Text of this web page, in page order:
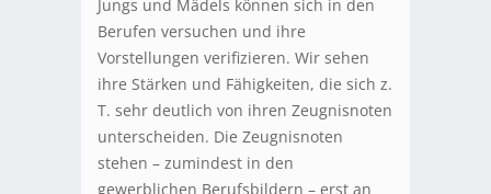
Jungs und Mädels können sich in den
Berufen versuchen und ihre
Vorstellungen verifizieren. Wir sehen
ihre Stärken und Fähigkeiten, die sich z.
T. sehr deutlich von ihren Zeugnisnoten
unterscheiden. Die Zeugnisnoten
stehen – zumindest in den
gewerblichen Berufsbildern – erst an